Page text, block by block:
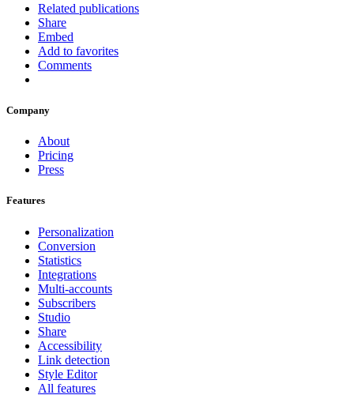
Related publications
Share
Embed
Add to favorites
Comments
Company
About
Pricing
Press
Features
Personalization
Conversion
Statistics
Integrations
Multi-accounts
Subscribers
Studio
Share
Accessibility
Link detection
Style Editor
All features